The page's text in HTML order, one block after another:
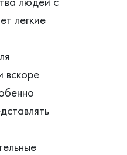
легкие
вскоре